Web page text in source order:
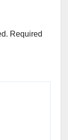
Required